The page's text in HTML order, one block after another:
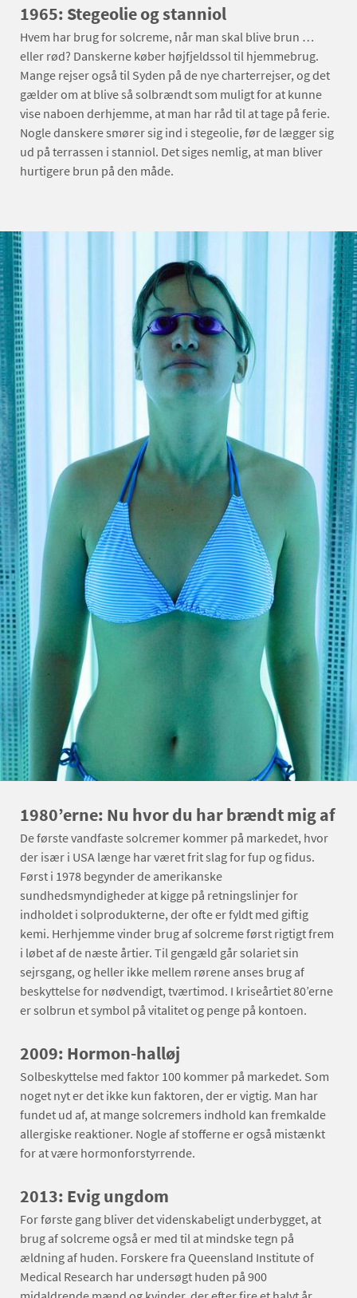
1965: Stegeolie og stanniol
Hvem har brug for solcreme, når man skal blive brun …
eller rød? Danskerne køber højfjeldssol til hjemmebrug.
Mange rejser også til Syden på de nye charterrejser, og det
gælder om at blive så solbrændt som muligt for at kunne
vise naboen derhjemme, at man har råd til at tage på ferie.
Nogle danskere smører sig ind i stegeolie, før de lægger sig
ud på terrassen i stanniol. Det siges nemlig, at man bliver
hurtigere brun på den måde.
1980’erne: Nu hvor du har brændt mig af
De første vandfaste solcremer kommer på markedet, hvor
der især i USA længe har været frit slag for fup og fidus.
Først i 1978 begynder de amerikanske
sundhedsmyndigheder at kigge på retningslinjer for
indholdet i solprodukterne, der ofte er fyldt med giftig
kemi. Herhjemme vinder brug af solcreme først rigtigt frem
i løbet af de næste årtier. Til gengæld går solariet sin
sejrsgang, og heller ikke mellem rørene anses brug af
beskyttelse for nødvendigt, tværtimod. I kriseårtiet 80’erne
er solbrun et symbol på vitalitet og penge på kontoen.
2009: Hormon-halløj
Solbeskyttelse med faktor 100 kommer på markedet. Som
noget nyt er det ikke kun faktoren, der er vigtig. Man har
fundet ud af, at mange solcremers indhold kan fremkalde
allergiske reaktioner. Nogle af stofferne er også mistænkt
for at være hormonforstyrrende.
2013: Evig ungdom
For første gang bliver det videnskabeligt underbygget, at
brug af solcreme også er med til at mindske tegn på
ældning af huden. Forskere fra Queensland Institute of
Medical Research har undersøgt huden på 900